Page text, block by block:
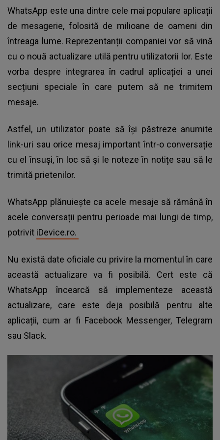
WhatsApp este una dintre cele mai populare aplicații
de mesagerie, folosită de milioane de oameni din
întreaga lume. Reprezentanții companiei vor să vină
cu o nouă actualizare utilă pentru utilizatorii lor. Este
vorba despre integrarea în cadrul aplicației a unei
secțiuni speciale în care putem să ne trimitem
mesaje.
Astfel, un utilizator poate să își păstreze anumite
link-uri sau orice mesaj important într-o conversație
cu el însuși, în loc să și le noteze în notițe sau să le
trimită prietenilor.
WhatsApp plănuiește ca acele mesaje să rămână în
acele conversații pentru perioade mai lungi de timp,
potrivit iDevice.ro.
Nu există date oficiale cu privire la momentul în care
această actualizare va fi posibilă. Cert este că
WhatsApp încearcă să implementeze această
actualizare, care este deja posibilă pentru alte
aplicații, cum ar fi Facebook Messenger, Telegram
sau Slack.